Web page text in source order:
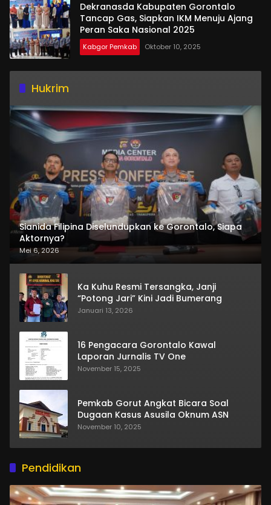
Dekranasda Kabupaten Gorontalo
Tancap Gas, Siapkan IKM Menuju Ajang
Peran Saka Nasional 2025
Kabgor Pemkab Oktober 10, 2025
Hukrim
Sianida Filipina Diselundupkan ke Gorontalo, Siapa
Aktornya?
Mei 6, 2026
Ka Kuhu Resmi Tersangka, Janji
“Potong Jari” Kini Jadi Bumerang
Januari 13, 2026
16 Pengacara Gorontalo Kawal
Laporan Jurnalis TV One
November 15, 2025
Pemkab Gorut Angkat Bicara Soal
Dugaan Kasus Asusila Oknum ASN
November 10, 2025
Pendidikan